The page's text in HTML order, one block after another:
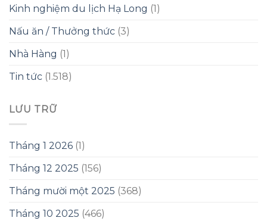
Kinh nghiệm du lịch Hạ Long (1)
Nấu ăn / Thưởng thức (3)
Nhà Hàng (1)
Tin tức (1.518)
LƯU TRỮ
Tháng 1 2026 (1)
Tháng 12 2025 (156)
Tháng mười một 2025 (368)
Tháng 10 2025 (466)